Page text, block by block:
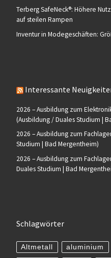
Terberg SafeNeck®: Höhere
auf steilen Rampen
Inventur in Modegeschäften:
Interessante
2026 – Ausbildung zum
(Ausbildung / Duales Studium |
2026 – Ausbildung zum
Studium | Bad Mergentheim)
2026 – Ausbildung zum
Duales Studium | Bad
Schlagwörter
Altmetall aluminium